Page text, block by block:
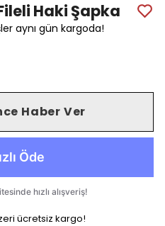
Haki Şapka
aynı gün kargoda!
Haber Ver
ücretsiz kargo!